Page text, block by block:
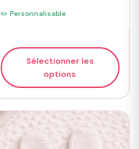
✏️ Personnalisable
Sélectionner les
options